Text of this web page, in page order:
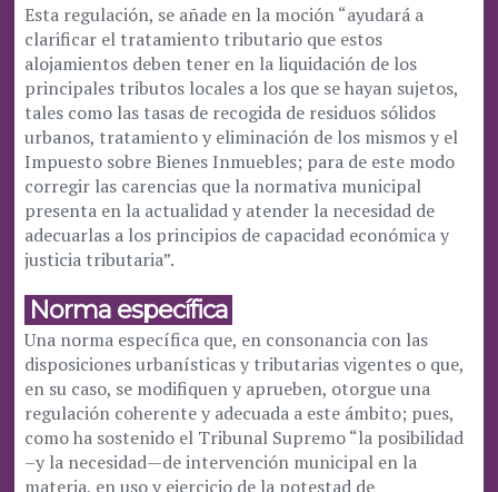
Esta regulación, se añade en la moción “ayudará a
clarificar el tratamiento tributario que estos
alojamientos deben tener en la liquidación de los
principales tributos locales a los que se hayan sujetos,
tales como las tasas de recogida de residuos sólidos
urbanos, tratamiento y eliminación de los mismos y el
Impuesto sobre Bienes Inmuebles; para de este modo
corregir las carencias que la normativa municipal
presenta en la actualidad y atender la necesidad de
adecuarlas a los principios de capacidad económica y
justicia tributaria”.
Norma específica
Una norma específica que, en consonancia con las
disposiciones urbanísticas y tributarias vigentes o que,
en su caso, se modifiquen y aprueben, otorgue una
regulación coherente y adecuada a este ámbito; pues,
como ha sostenido el Tribunal Supremo “la posibilidad
–y la necesidad—de intervención municipal en la
materia, en uso y ejercicio de la potestad de